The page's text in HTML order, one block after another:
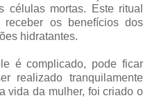
células mortas. Este ritual
os benefícios dos
hidratantes.
é complicado, pode ficar
realizado tranquilamente
vida da mulher, foi criado o